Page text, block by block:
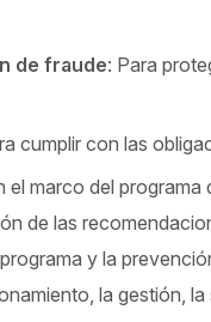
de fraude: Para
cumplir con las
el marco del
de las
y la
la gestión,